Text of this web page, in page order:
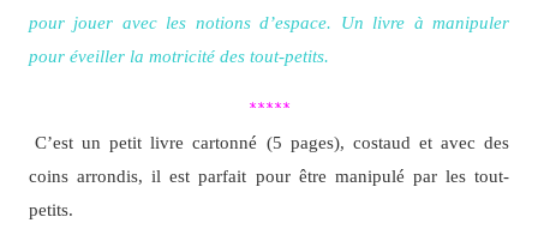
pour jouer avec les notions d’espace. Un livre à manipuler
pour éveiller la motricité des tout-petits.
*****
C’est un petit livre cartonné (5 pages), costaud et avec des
coins arrondis, il est parfait pour être manipulé par les tout-
petits.